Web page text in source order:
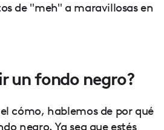
de "meh" a maravillosas en
un fondo negro?
cómo, hablemos de por qué
negro. Ya sea que estés